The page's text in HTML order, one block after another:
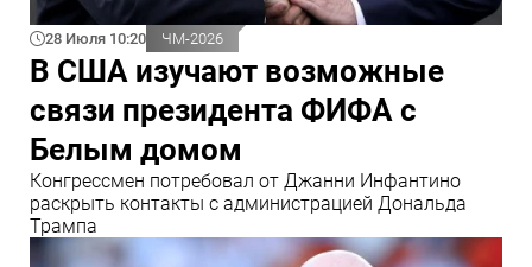
28 Июля 10:20 ЧМ-2026
В США изучают возможные
связи президента ФИФА с
Белым домом
Конгрессмен потребовал от Джанни Инфантино
раскрыть контакты с администрацией Дональда
Трампа